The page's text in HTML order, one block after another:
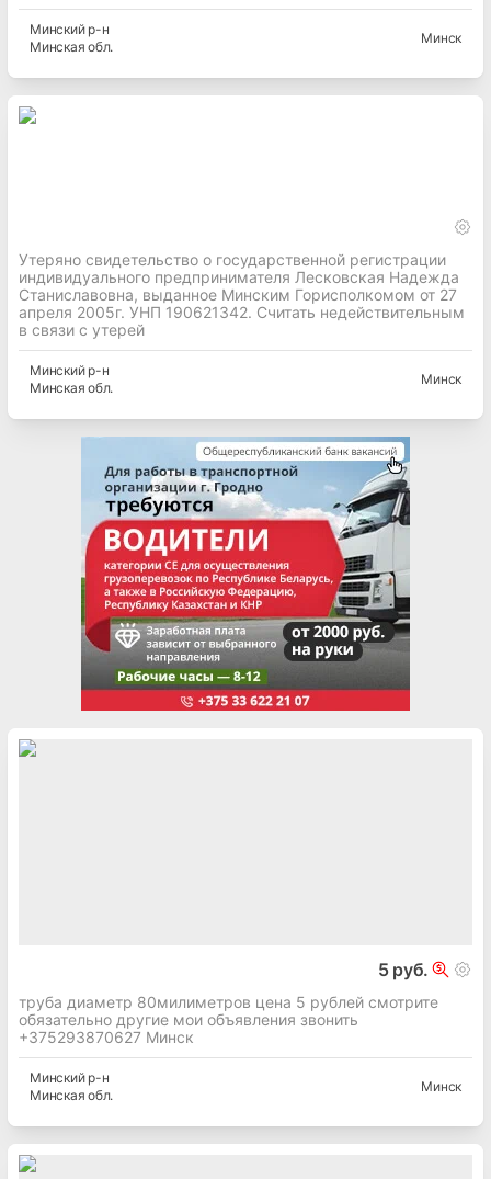
Минскийр-н
Минская обл.
Минск
Утеряно свидетельство о государственной регистрации
индивидуального предпринимателя Лесковская Надежда
Станиславовна, выданное Минским Горисполкомом от 27
апреля 2005г. УНП 190621342. Считать недействительным
в связи с утерей
Минскийр-н
Минская обл.
Минск
5 руб.
труба диаметр 80милиметров цена 5 рублей смотрите
обязательно другие мои объявления звонить
+375293870627 Минск
Минскийр-н
Минская обл.
Минск